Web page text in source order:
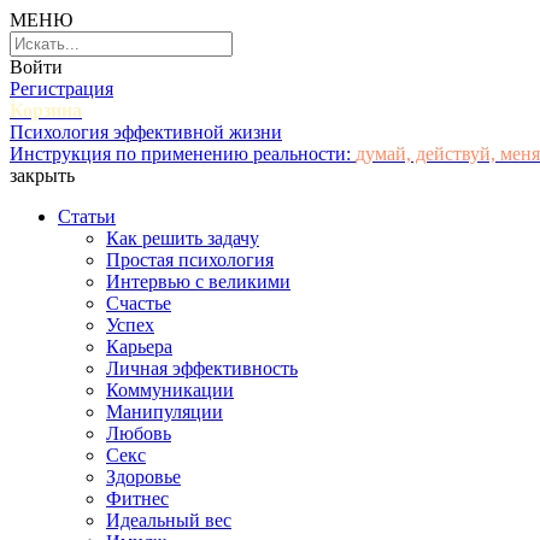
МЕНЮ
Войти
Регистрация
Корзина
Психология эффективной жизни
Инструкция по применению реальности: думай, действуй,
закрыть
Статьи
Как решить задачу
Простая психология
Интервью с великими
Счастье
Успех
Карьера
Личная эффективность
Коммуникации
Манипуляции
Любовь
Секс
Здоровье
Фитнес
Идеальный вес